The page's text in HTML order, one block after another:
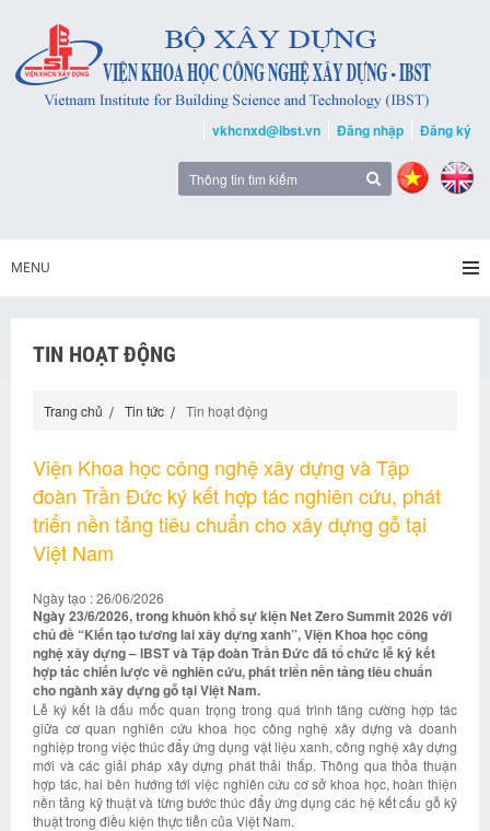
vkhcnxd@ibst.vn Đăng nhập Đăng ký
MENU
TIN HOẠT ĐỘNG
Trang chủ Tin tức Tin hoạt động
Viện Khoa học công nghệ xây dựng và Tập
đoàn Trần Đức ký kết hợp tác nghiên cứu, phát
triển nền tảng tiêu chuẩn cho xây dựng gỗ tại
Việt Nam
Ngày tạo : 26/06/2026
Ngày 23/6/2026, trong khuôn khổ sự kiện Net Zero Summit 2026 với
chủ đề “Kiến tạo tương lai xây dựng xanh”, Viện Khoa học công
nghệ xây dựng – IBST và Tập đoàn Trần Đức đã tổ chức lễ ký kết
hợp tác chiến lược về nghiên cứu, phát triển nền tảng tiêu chuẩn
cho ngành xây dựng gỗ tại Việt Nam.
Lễ ký kết là dấu mốc quan trọng trong quá trình tăng cường hợp tác
giữa cơ quan nghiên cứu khoa học công nghệ xây dựng và doanh
nghiệp trong việc thúc đẩy ứng dụng vật liệu xanh, công nghệ xây dựng
mới và các giải pháp xây dựng phát thải thấp. Thông qua thỏa thuận
hợp tác, hai bên hướng tới việc nghiên cứu cơ sở khoa học, hoàn thiện
nền tảng kỹ thuật và từng bước thúc đẩy ứng dụng các hệ kết cấu gỗ kỹ
thuật trong điều kiện thực tiễn của Việt Nam.